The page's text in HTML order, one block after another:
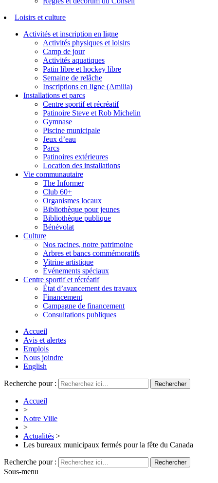
Loisirs et culture
Activités et inscription en ligne
Activités physiques et loisirs
Camp de jour
Activités aquatiques
Patin libre et hockey libre
Semaine de relâche
Inscriptions en ligne (Amilia)
Installations et parcs
Centre sportif et récréatif
Patinoire Steve et Rob Michelin
Gymnase
Piscine municipale
Jeux d’eau
Parcs
Patinoires extérieures
Location des installations
Vie communautaire
The Informer
Club 60+
Organismes locaux
Bibliothèque pour jeunes
Bibliothèque publique
Bénévolat
Culture
Nos racines, notre patrimoine
Arbres et bancs commémoratifs
Vitrine artistique
Événements spéciaux
Centre sportif et récréatif
État d’avancement des travaux
Financement
Campagne de financement
Consultations publiques
Accueil
Avis et alertes
Emplois
Nous joindre
English
Recherche pour :
Accueil
>
Notre Ville
>
Actualités >
Les bureaux municipaux fermés pour la fête du Canada
Recherche pour :
Sous-menu